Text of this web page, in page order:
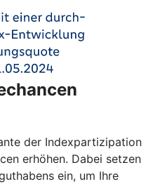
der Indexpartizipation
erhöhen. Dabei setzen
ein, um Ihre